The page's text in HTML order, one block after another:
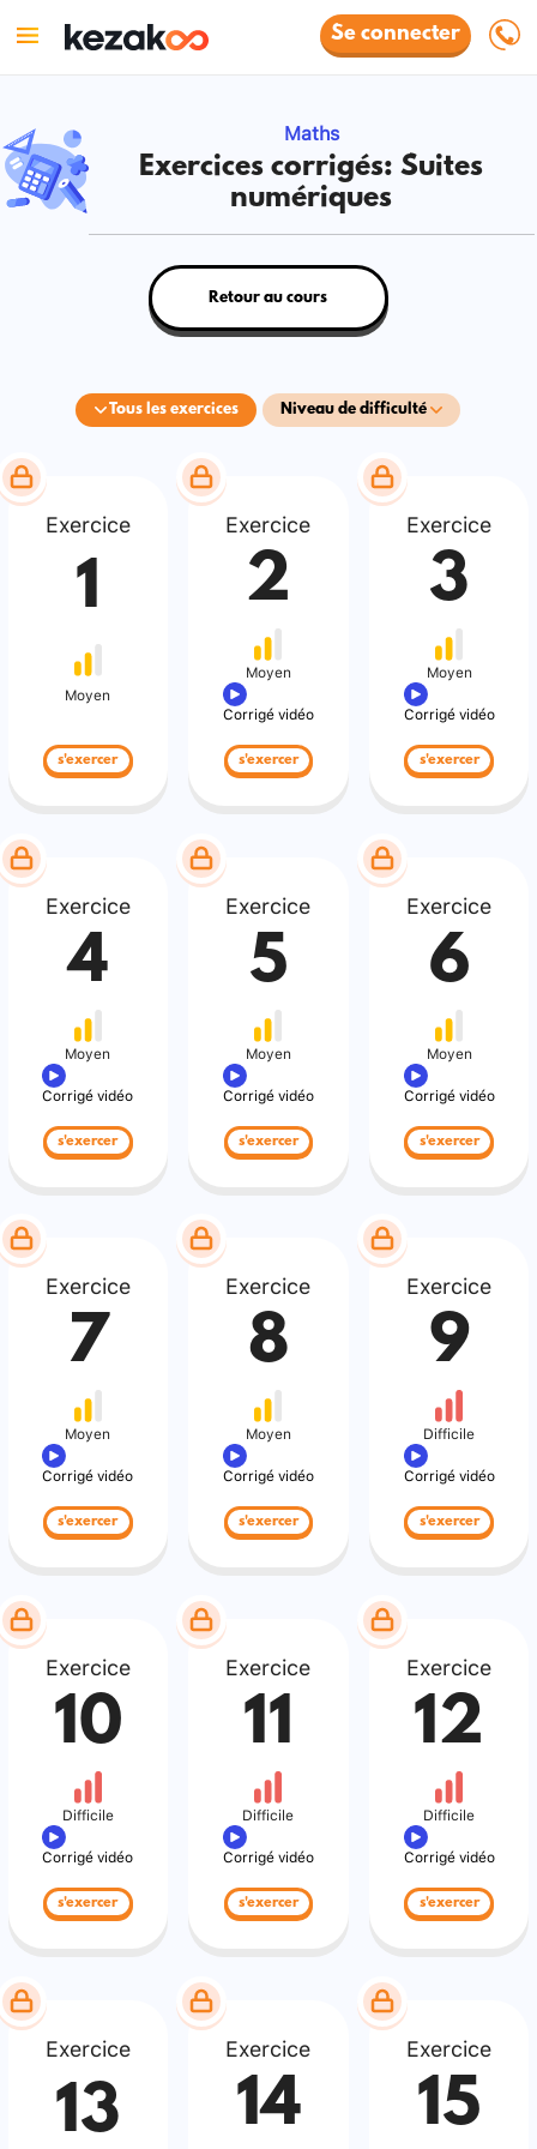
Se connecter
Maths
Exercices corrigés: Suites
numériques
Tous les exercices Niveau de difficulté
Retour au cours
Exercice
1
Moyen
s'exercer
Exercice
2
Moyen
Corrigé vidéo
s'exercer
Exercice
3
Moyen
Corrigé vidéo
s'exercer
Exercice
4
Moyen
Corrigé vidéo
s'exercer
Exercice
5
Moyen
Corrigé vidéo
s'exercer
Exercice
6
Moyen
Corrigé vidéo
s'exercer
Exercice
7
Moyen
Corrigé vidéo
s'exercer
Exercice
8
Moyen
Corrigé vidéo
s'exercer
Exercice
9
Difficile
Corrigé vidéo
s'exercer
Exercice
10
Difficile
Corrigé vidéo
s'exercer
Exercice
11
Difficile
Corrigé vidéo
s'exercer
Exercice
12
Difficile
Corrigé vidéo
s'exercer
Exercice
13
Exercice
14
Exercice
15